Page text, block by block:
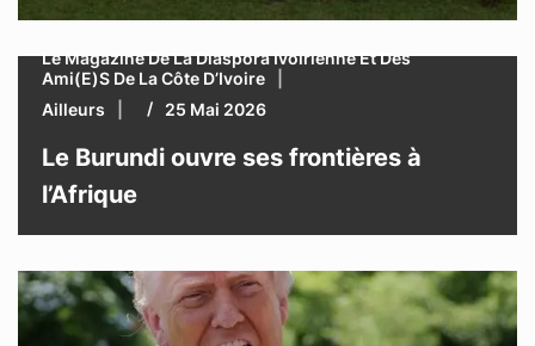
Le Magazine De La Diaspora Ivoirienne Et Des
Ami(e)s De La Côte D’Ivoire
Ailleurs
25 Mai 2026
Le Burundi ouvre ses frontières à
l’Afrique